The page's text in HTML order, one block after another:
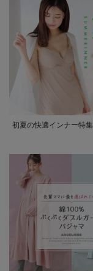
初夏の快適インナー特集